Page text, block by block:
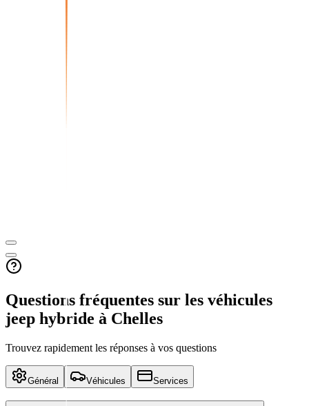
Questions fréquentes sur les véhicules
jeep hybride à Chelles
Trouvez rapidement les réponses à vos questions
Général Véhicules Services